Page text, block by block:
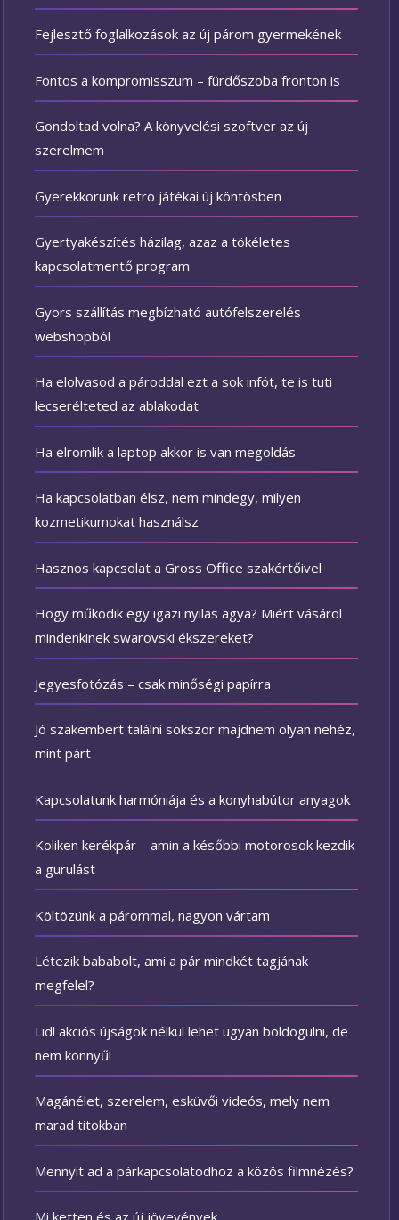
Fejlesztő foglalkozások az új párom gyermekének
Fontos a kompromisszum – fürdőszoba fronton is
Gondoltad volna? A könyvelési szoftver az új
szerelmem
Gyerekkorunk retro játékai új köntösben
Gyertyakészítés házilag, azaz a tökéletes
kapcsolatmentő program
Gyors szállítás megbízható autófelszerelés
webshopból
Ha elolvasod a pároddal ezt a sok infót, te is tuti
lecserélteted az ablakodat
Ha elromlik a laptop akkor is van megoldás
Ha kapcsolatban élsz, nem mindegy, milyen
kozmetikumokat használsz
Hasznos kapcsolat a Gross Office szakértőivel
Hogy működik egy igazi nyilas agya? Miért vásárol
mindenkinek swarovski ékszereket?
Jegyesfotózás – csak minőségi papírra
Jó szakembert találni sokszor majdnem olyan nehéz,
mint párt
Kapcsolatunk harmóniája és a konyhabútor anyagok
Koliken kerékpár – amin a későbbi motorosok kezdik
a gurulást
Költözünk a párommal, nagyon vártam
Létezik bababolt, ami a pár mindkét tagjának
megfelel?
Lidl akciós újságok nélkül lehet ugyan boldogulni, de
nem könnyű!
Magánélet, szerelem, esküvői videós, mely nem
marad titokban
Mennyit ad a párkapcsolatodhoz a közös filmnézés?
Mi ketten és az új jövevények